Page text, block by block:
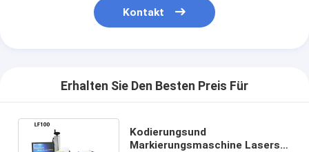
Kontakt
Erhalten Sie Den Besten Preis Für
Kodierungsund
Markierungsmaschine Lasers